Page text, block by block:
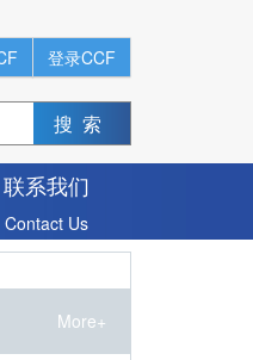
登录CCF
联系我们
Contact Us
More+